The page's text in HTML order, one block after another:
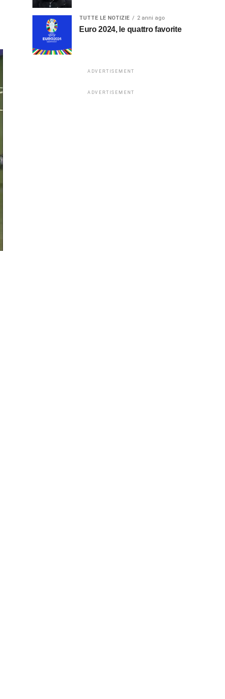
TUTTE LE NOTIZIE 2 anni ago
Euro 2024, le quattro favorite
ADVERTISEMENT
ADVERTISEMENT